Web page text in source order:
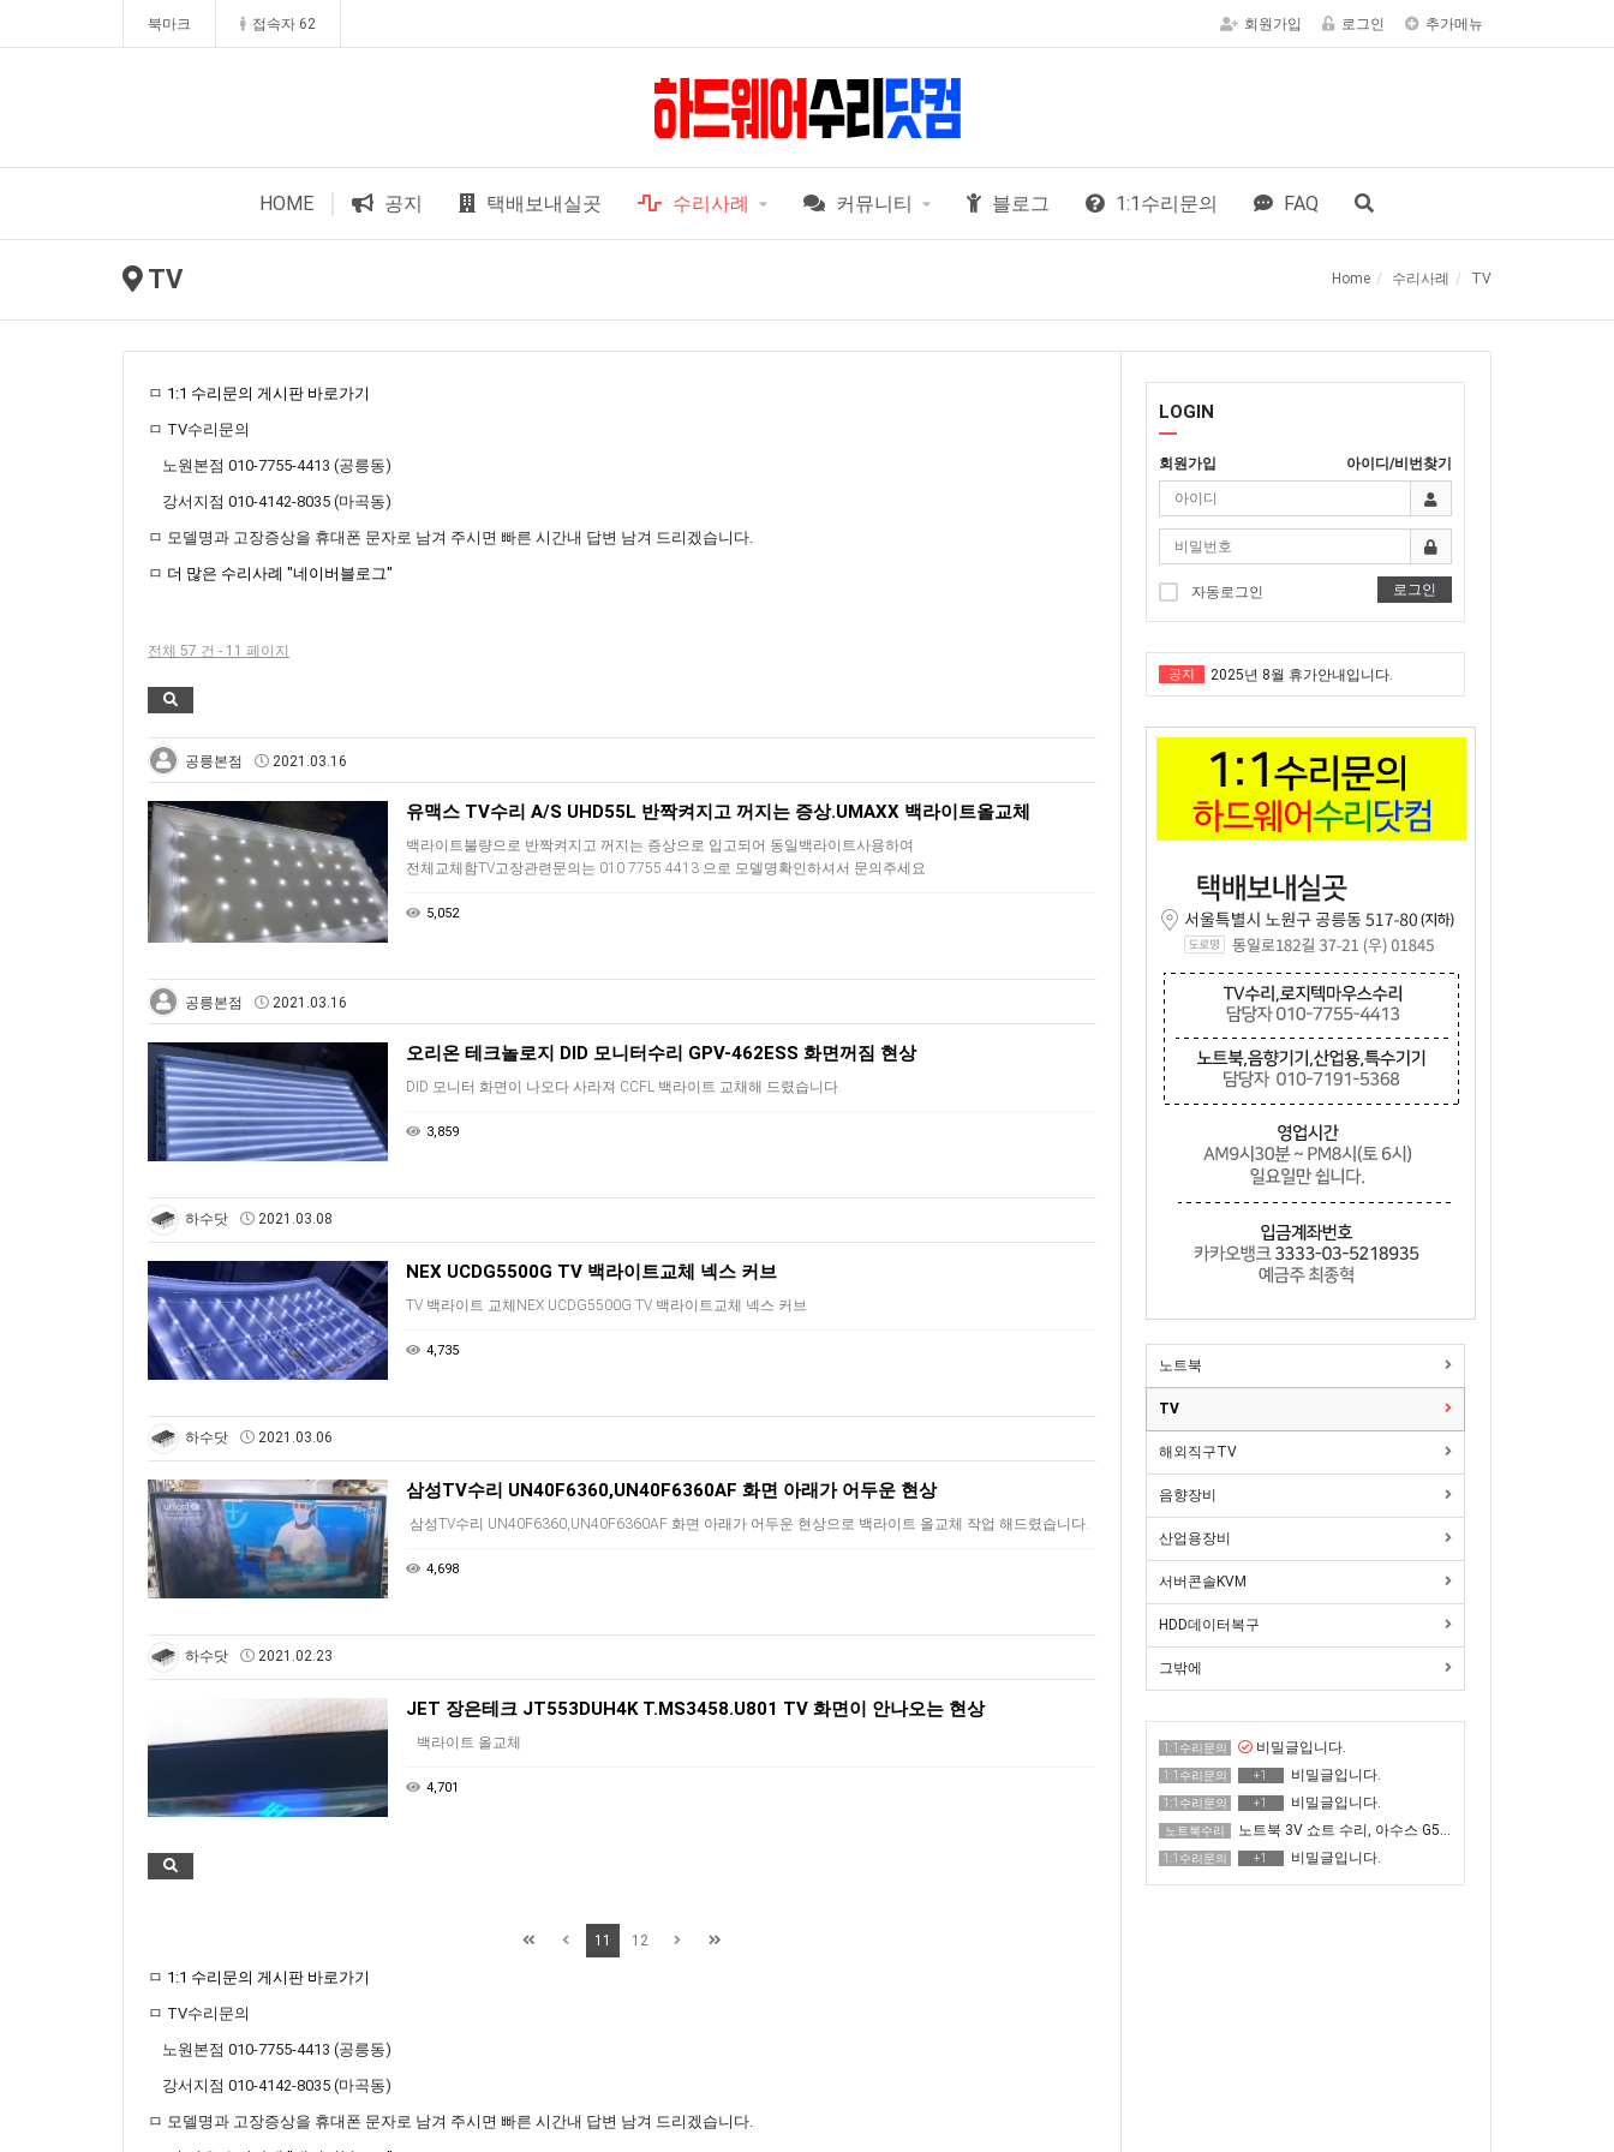
북마크 접속자 62 회원가입 로그인 추가메뉴
HOME 공지 택배보내실곳 수리사례 커뮤니티 블로그 1:1수리문의 FAQ
TV Home 수리사례 TV
ㅁ 1:1 수리문의 게시판 바로가기
ㅁ TV수리문의
노원본점 010-7755-4413 (공릉동)
강서지점 010-4142-8035 (마곡동)
ㅁ 모델명과 고장증상을 휴대폰 문자로 남겨 주시면 빠른 시간내 답변 남겨 드리겠습니다.
ㅁ 더 많은 수리사례 "네이버블로그"
전체 57 건 - 11 페이지
공릉본점 2021.03.16
유맥스 TV수리 A/S UHD55L 반짝켜지고 꺼지는 증상.UMAXX 백라이트올교체
백라이트불량으로 반짝켜지고 꺼지는 증상으로 입고되어 동일백라이트사용하여
전체교체함TV고장관련문의는 010 7755 4413 으로 모델명확인하셔서 문의주세요
5,052
공릉본점 2021.03.16
오리온 테크놀로지 DID 모니터수리 GPV-462ESS 화면꺼짐 현상
DID 모니터 화면이 나오다 사라져 CCFL 백라이트 교채해 드렸습니다.
3,859
하수닷 2021.03.08
NEX UCDG5500G TV 백라이트교체 넥스 커브
TV 백라이트 교체NEX UCDG5500G TV 백라이트교체 넥스 커브
4,735
하수닷 2021.03.06
삼성TV수리 UN40F6360,UN40F6360AF 화면 아래가 어두운 현상
삼성TV수리 UN40F6360,UN40F6360AF 화면 아래가 어두운 현상으로 백라이트 올교체 작업 해드렸습니다.
4,698
하수닷 2021.02.23
JET 장은테크 JT553DUH4K T.MS3458.U801 TV 화면이 안나오는 현상
백라이트 올교체
4,701
11 12
ㅁ 1:1 수리문의 게시판 바로가기
ㅁ TV수리문의
노원본점 010-7755-4413 (공릉동)
강서지점 010-4142-8035 (마곡동)
ㅁ 모델명과 고장증상을 휴대폰 문자로 남겨 주시면 빠른 시간내 답변 남겨 드리겠습니다.
LOGIN
회원가입 아이디/비번찾기
자동로그인 로그인
공지
"노트북부서" 1월 임시휴가 안내
2025년 8월 휴가안내입니다.
택배비인상안내
"노트북부서" 1월 임시휴가 안내
★★★ 1:1 수리문의 문의 ★★★
2025년 8월 휴가안내입니다.
2024년 한가위 휴일 안내
택배비인상안내
노트북
TV
해외직구TV
음향장비
산업용장비
서버콘솔KVM
HDD데이터복구
그밖에
1:1수리문의 비밀글입니다.
1:1수리문의 +1 비밀글입니다.
1:1수리문의 +1 비밀글입니다.
노트북수리 노트북 3V 쇼트 수리, 아수스 G513QR 전원 안 켜짐
1:1수리문의 +1 비밀글입니다.